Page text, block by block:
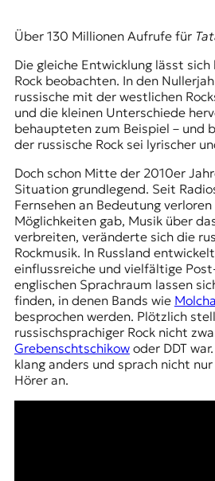
Über 130 Millionen Aufrufe für
Die gleiche Entwicklung lässt
Rock beobachten. In den
russische mit der westlichen
und die kleinen Unterschiede
behaupteten zum Beispiel – und
der russische Rock sei lyrischer
Doch schon Mitte der 2010er
Situation grundlegend. Seit
Fernsehen an Bedeutung
Möglichkeiten gab, Musik über
verbreiten, veränderte sich die
Rockmusik. In Russland
einflussreiche und vielfältige
englischen Sprachraum lassen
finden, in denen Bands wie
besprochen werden. Plötzlich
russischsprachiger Rock nicht
Grebenschtschikowoder DDTwar.
klang anders und sprach nicht
Hörer an.